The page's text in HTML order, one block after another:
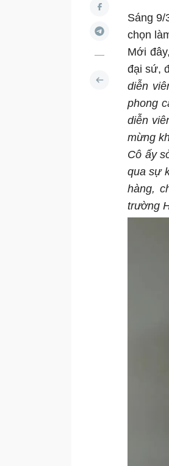
Sáng
chọn
Mới
đại sứ,
diễn
phong
diễn
mừng
Cô ấy
qua sự
hàng,
trường